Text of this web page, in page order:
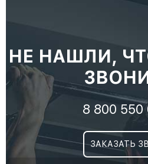
НЕ НАШЛИ,
8 800 550
ЗАКАЗАТЬ